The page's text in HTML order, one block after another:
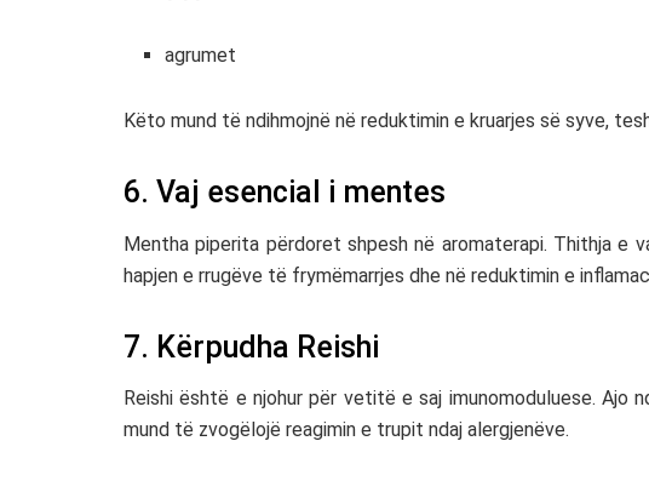
agrumet
Këto mund të ndihmojnë në reduktimin e kruarjes së syve,
6. Vaj esencial i mentes
Mentha piperita përdoret shpesh në aromaterapi. Thithja e
hapjen e rrugëve të frymëmarrjes dhe në reduktimin e
7. Kërpudha Reishi
Reishi është e njohur për vetitë e saj imunomoduluese. Ajo
mund të zvogëlojë reagimin e trupit ndaj alergjenëve.